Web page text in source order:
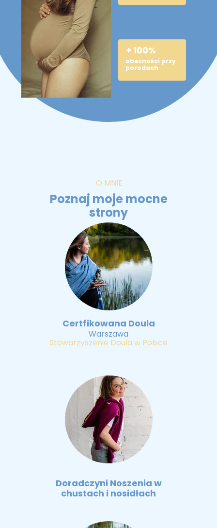
obecności przy
porodach
+ 100%
O MNIE
Poznaj moje mocne
strony
Certfikowana Doula
Warszawa
Stowarzyszenie Doula w Polsce
Doradczyni Noszenia w
chustach i nosidłach